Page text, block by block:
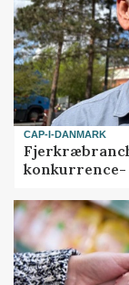
CAP-I-DANMARK